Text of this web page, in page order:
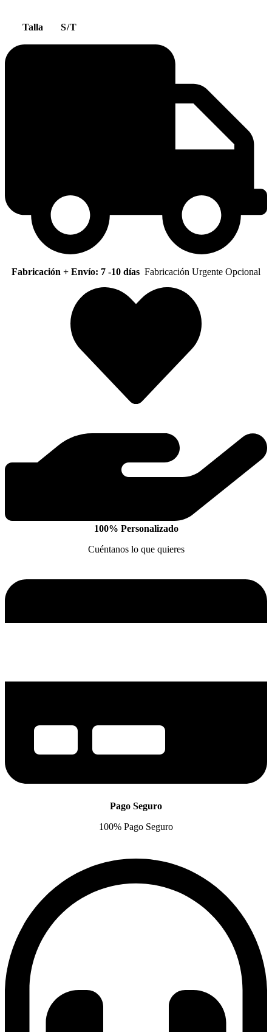
Talla S/T
Fabricación + Envío: 7 -10 días Fabricación Urgente Opcional
100% Personalizado
Cuéntanos lo que quieres
Pago Seguro
100% Pago Seguro